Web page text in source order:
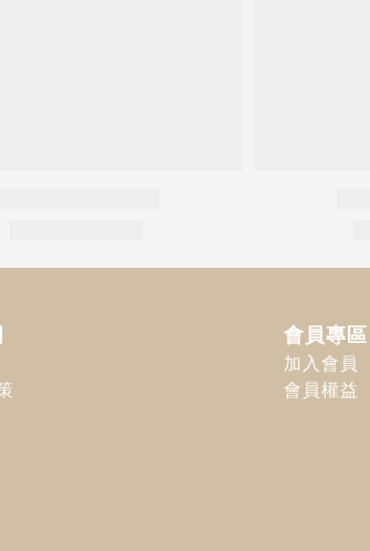
會員專區
加入會員
會員權益